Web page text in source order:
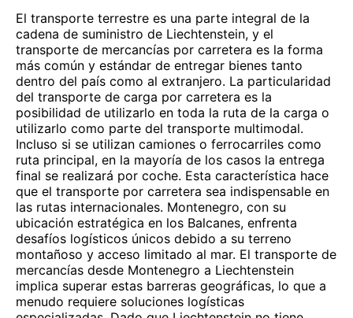
El transporte terrestre es una parte integral de la
cadena de suministro de Liechtenstein, y el
transporte de mercancías por carretera es la forma
más común y estándar de entregar bienes tanto
dentro del país como al extranjero. La particularidad
del transporte de carga por carretera es la
posibilidad de utilizarlo en toda la ruta de la carga o
utilizarlo como parte del transporte multimodal.
Incluso si se utilizan camiones o ferrocarriles como
ruta principal, en la mayoría de los casos la entrega
final se realizará por coche. Esta característica hace
que el transporte por carretera sea indispensable en
las rutas internacionales. Montenegro, con su
ubicación estratégica en los Balcanes, enfrenta
desafíos logísticos únicos debido a su terreno
montañoso y acceso limitado al mar. El transporte de
mercancías desde Montenegro a Liechtenstein
implica superar estas barreras geográficas, lo que a
menudo requiere soluciones logísticas